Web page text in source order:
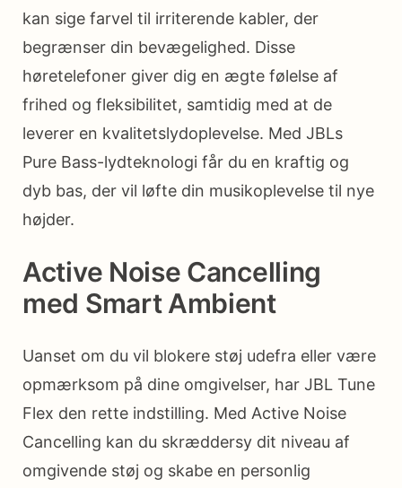
kan sige farvel til irriterende kabler, der
begrænser din bevægelighed. Disse
høretelefoner giver dig en ægte følelse af
frihed og fleksibilitet, samtidig med at de
leverer en kvalitetslydoplevelse. Med JBLs
Pure Bass-lydteknologi får du en kraftig og
dyb bas, der vil løfte din musikoplevelse til nye
højder.
Active Noise Cancelling
med Smart Ambient
Uanset om du vil blokere støj udefra eller være
opmærksom på dine omgivelser, har JBL Tune
Flex den rette indstilling. Med Active Noise
Cancelling kan du skræddersy dit niveau af
omgivende støj og skabe en personlig